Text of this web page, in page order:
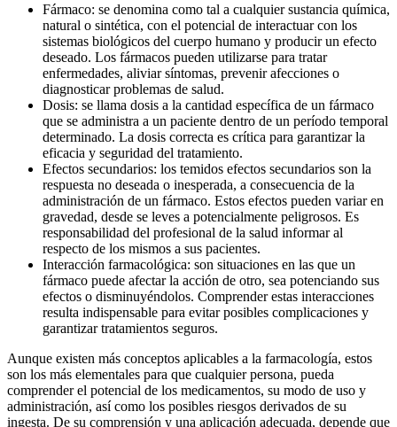
Fármaco: se denomina como tal a cualquier sustancia química,
natural o sintética, con el potencial de interactuar con los
sistemas biológicos del cuerpo humano y producir un efecto
deseado. Los fármacos pueden utilizarse para tratar
enfermedades, aliviar síntomas, prevenir afecciones o
diagnosticar problemas de salud.
Dosis: se llama dosis a la cantidad específica de un fármaco
que se administra a un paciente dentro de un período temporal
determinado. La dosis correcta es crítica para garantizar la
eficacia y seguridad del tratamiento.
Efectos secundarios: los temidos efectos secundarios son la
respuesta no deseada o inesperada, a consecuencia de la
administración de un fármaco. Estos efectos pueden variar en
gravedad, desde se leves a potencialmente peligrosos. Es
responsabilidad del profesional de la salud informar al
respecto de los mismos a sus pacientes.
Interacción farmacológica: son situaciones en las que un
fármaco puede afectar la acción de otro, sea potenciando sus
efectos o disminuyéndolos. Comprender estas interacciones
resulta indispensable para evitar posibles complicaciones y
garantizar tratamientos seguros.
Aunque existen más conceptos aplicables a la farmacología, estos
son los más elementales para que cualquier persona, pueda
comprender el potencial de los medicamentos, su modo de uso y
administración, así como los posibles riesgos derivados de su
ingesta. De su comprensión y una aplicación adecuada, depende que